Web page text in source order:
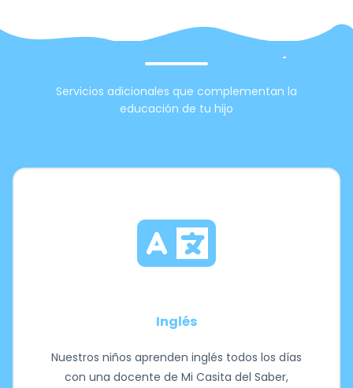
Servicios adicionales que complementan la
educación de tu hijo
Inglés
Nuestros niños aprenden inglés todos los días
con una docente de Mi Casita del Saber,